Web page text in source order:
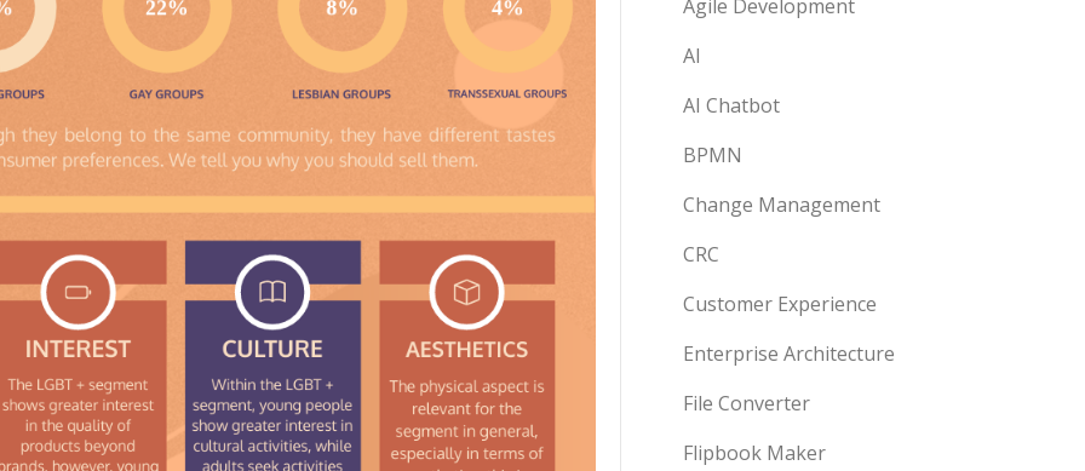
Agile Development
AI
AI Chatbot
BPMN
Change Management
CRC
Customer Experience
Enterprise Architecture
File Converter
Flipbook Maker